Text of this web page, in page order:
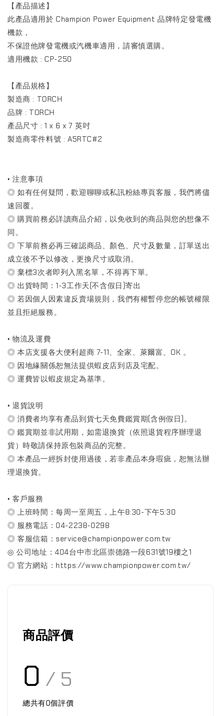
【產品描述】
此產品適用於 Champion Power Equipment 品牌特定發電機
機款，
不保證他牌發電機或汽機車適用，請審慎選購。
適用機款 : CP-250
【產品規格】
製造商‎ : TORCH
品牌 : ‎TORCH
產品尺寸‎ : 1 x 6 x 7 英吋
製造商零件料號 : ‎A5RTC#2
• 注意事項
◎ 如有任何疑問，歡迎聊聊或私訊粉絲專頁客服，我們將儘
速回覆。
◎ 購買前務必詳讀商品介紹，以免收到的商品與您的想像不
同。
◎ 下單前務必再三確認商品、顏色、尺寸及數量，訂單送出
成立後不予以修改，更換尺寸或取消。
◎ 棄標3次者即列入黑名單，不得再下單。
◎ 出貨時間：1-3工作天(不含假日)寄出
◎ 若因個人因素違反賣場規則，我們有權暫停您的帳號權限
並且拒絕服務。
• 物流及運費
◎ 本店支援各大便利超商 7-11、全家、萊爾富、OK 。
◎ 因地緣關係恕無法提供蝦皮店到店及宅配。
◎ 運費皆以蝦皮規定為基準。
• 退貨說明
◎ 消費者均享有產品到貨七天免費鑑賞期(含例假日)。
◎ 鑑賞期並非試用期，如需退換貨（依照退貨程序辦理退
貨）時敬請保持原包裝商品的完整。
◎ 本產品一經拆封使用過後，若非產品本身瑕疵，恕無法辦
理退換貨。
• 客戶服務
◎ 上班時間：每周一至周五，上午8:30-下午5:30
◎ 服務電話：04-2238-0298
◎ 客服信箱：service@championpower.com.tw
◎ 公司地址：404台中市北區崇德路一段631號19樓之1
◎ 官方網站：https://www.championpower.com.tw/
商品評價
0 / 5
總共有0個評價